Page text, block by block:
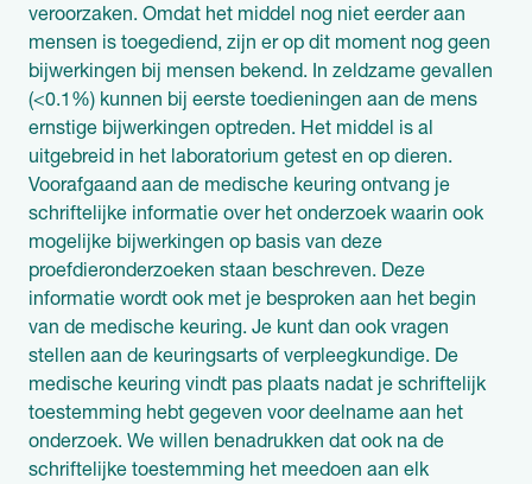
veroorzaken. Omdat het middel nog niet eerder aan
mensen is toegediend, zijn er op dit moment nog geen
bijwerkingen bij mensen bekend. In zeldzame gevallen
(<0.1%) kunnen bij eerste toedieningen aan de mens
ernstige bijwerkingen optreden. Het middel is al
uitgebreid in het laboratorium getest en op dieren.
Voorafgaand aan de medische keuring ontvang je
schriftelijke informatie over het onderzoek waarin ook
mogelijke bijwerkingen op basis van deze
proefdieronderzoeken staan beschreven. Deze
informatie wordt ook met je besproken aan het begin
van de medische keuring. Je kunt dan ook vragen
stellen aan de keuringsarts of verpleegkundige. De
medische keuring vindt pas plaats nadat je schriftelijk
toestemming hebt gegeven voor deelname aan het
onderzoek. We willen benadrukken dat ook na de
schriftelijke toestemming het meedoen aan elk